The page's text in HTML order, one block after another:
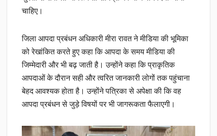
चाहिए।
जिला आपदा प्रबंधन अधिकारी मीरा रावत ने मीडिया की भूमिका
को रेखांकित करते हुए कहा कि आपदा के समय मीडिया की
जिम्मेदारी और भी बढ़ जाती है। उन्होंने कहा कि प्राकृतिक
आपदाओं के दौरान सही और त्वरित जानकारी लोगों तक पहुंचाना
बेहद आवश्यक होता है। उन्होंने पत्रिका से अपेक्षा की कि वह
आपदा प्रबंधन से जुड़े विषयों पर भी जागरूकता फैलाएगी।